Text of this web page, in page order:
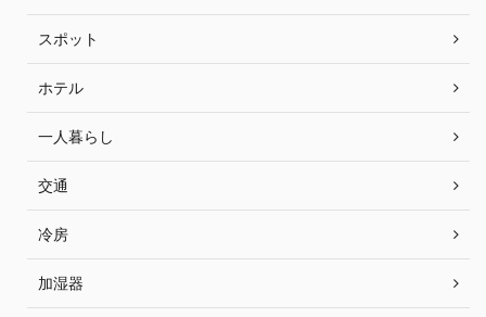
スポット
ホテル
一人暮らし
交通
冷房
加湿器